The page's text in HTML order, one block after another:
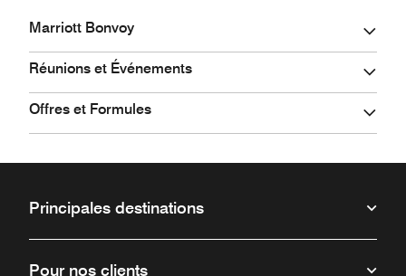
Marriott Bonvoy
Réunions et Événements
Offres et Formules
Principales destinations
Pour nos clients